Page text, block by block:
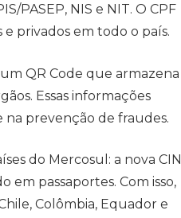
PASEP, NIS e NIT. O CPF
privados em todo o país.
QR Code que armazena
Essas informações
prevenção de fraudes.
do Mercosul: a nova CIN
em passaportes. Com isso,
Colômbia, Equador e